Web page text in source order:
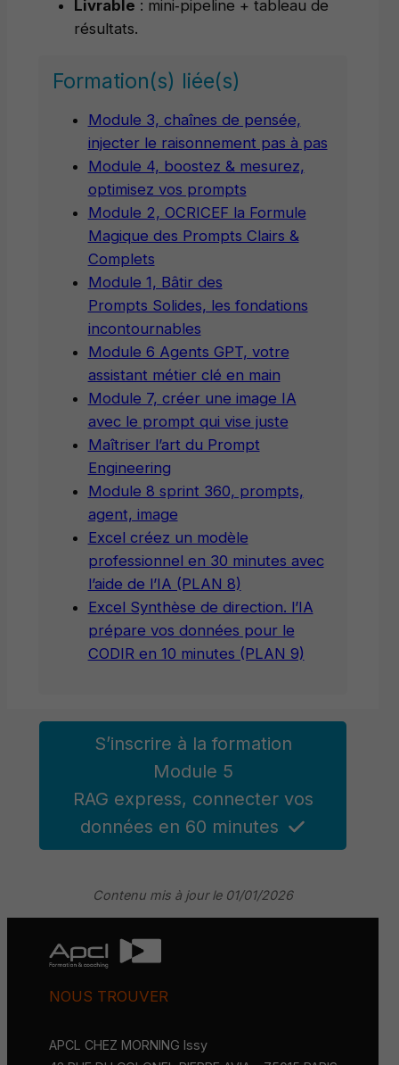
Livrable : mini‑pipeline + tableau de
résultats.
Formation(s) liée(s)
Module 3, chaînes de pensée,
injecter le raisonnement pas à pas
Module 4, boostez & mesurez,
optimisez vos prompts
Module 2, OCRICEF la Formule
Magique des Prompts Clairs &
Complets
Module 1, Bâtir des
Prompts Solides, les fondations
incontournables
Module 6 Agents GPT, votre
assistant métier clé en main
Module 7, créer une image IA
avec le prompt qui vise juste
Maîtriser l’art du Prompt
Engineering
Module 8 sprint 360, prompts,
agent, image
Excel créez un modèle
professionnel en 30 minutes avec
l’aide de l’IA (PLAN 8)
Excel Synthèse de direction. l’IA
prépare vos données pour le
CODIR en 10 minutes (PLAN 9)
S’inscrire à la formation
Module 5
RAG express, connecter vos
données en 60 minutes
Contenu mis à jour le 01/01/2026
NOUS TROUVER
APCL CHEZ MORNING Issy